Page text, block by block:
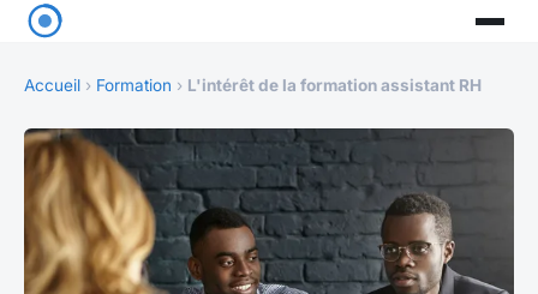
Accueil › Formation › L'intérêt de la formation assistant RH